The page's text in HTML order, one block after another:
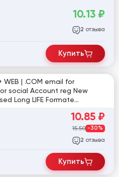
10.13 ₽
2 отзыва
Купить
WEB | .COM email for
social Account reg New
Long LIFE Formate
New
10.85 ₽
15.50 -30%
2 отзыва
Купить